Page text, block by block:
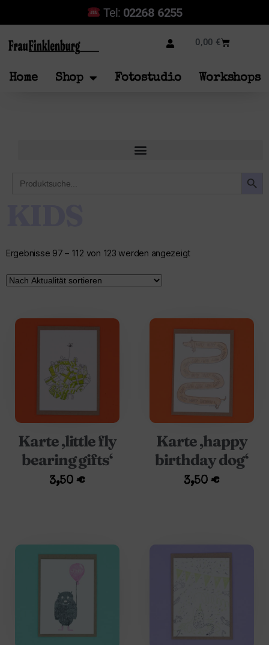
Tel: 02268 6255
0,00 €
Home Shop Fotostudio Workshops
for:
Ergebnisse 97 – 112 von 123 werden angezeigt
Karte ‚little fly
bearing gifts‘
3,50€
Karte ‚happy
birthday dog‘
3,50€